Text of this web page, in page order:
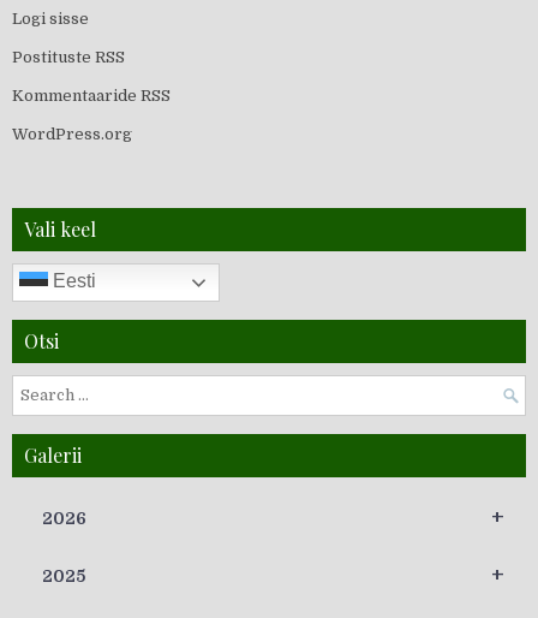
Logi sisse
Postituste RSS
Kommentaaride RSS
WordPress.org
Vali keel
Eesti
Otsi
Galerii
+
2026
+
2025